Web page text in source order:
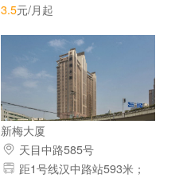
3.5元/月起
新梅大厦
天目中路585号
距1号线汉中路站593米；